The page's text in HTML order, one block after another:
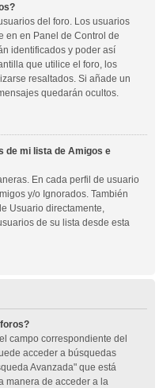
del foro. Los usuarios
en en Panel de Control de
identificados y poder así
que utilice el foro, los
resaltados. Si añade un
quedarán ocultos.
de mi lista de Amigos e
En cada perfil de usuario
y/o Ignorados. También
Usuario directamente,
de su lista desde esta
campo correspondiente del
acceder a búsquedas
Avanzada" que está
manera de acceder a la